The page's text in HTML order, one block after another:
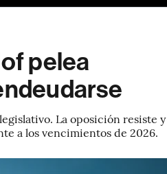
pelea
La oposición resiste y
a los vencimientos de 2026.